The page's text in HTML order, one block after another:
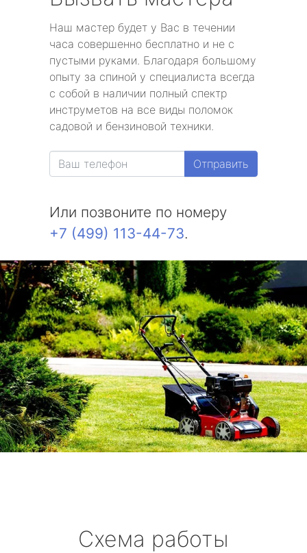
Наш мастер будет у Вас в течении
часа совершенно бесплатно и не с
пустыми руками. Благодаря большому
опыту за спиной у специалиста всегда
с собой в наличии полный спектр
инструметов на все виды поломок
садовой и бензиновой техники.
Отправить
Или позвоните по номеру
+7 (499) 113-44-73.
Схема работы